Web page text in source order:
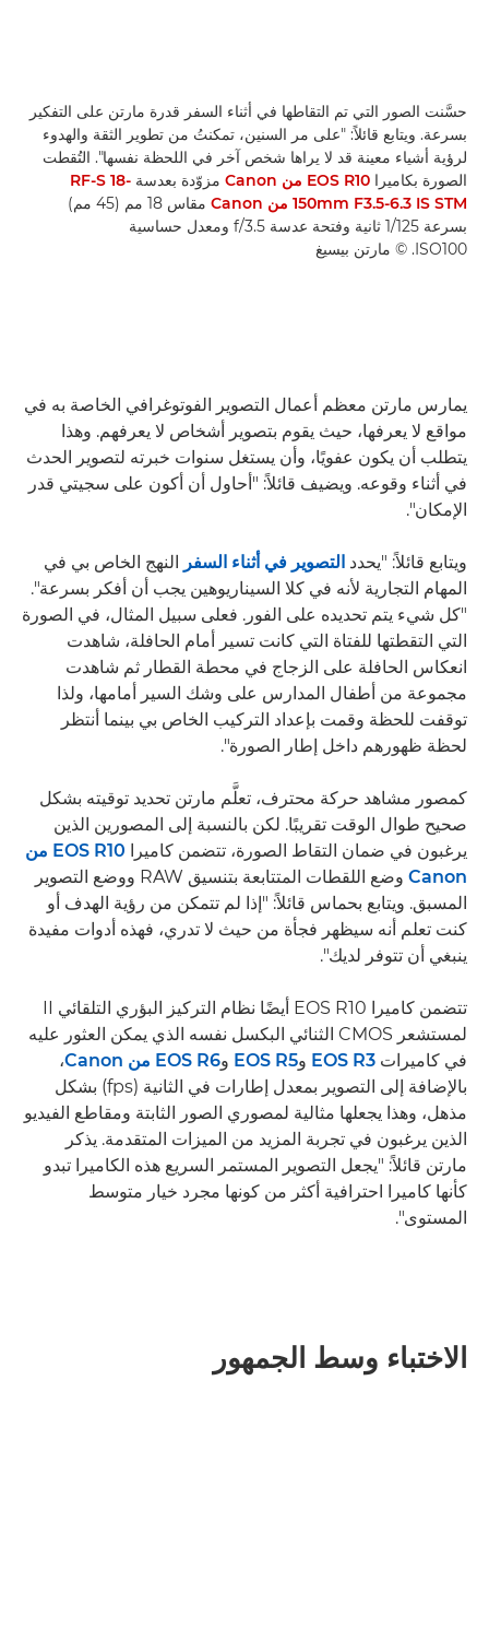
حسَّنت الصور التي تم التقاطها في أثناء السفر قدرة مارتن على التفكير
بسرعة. ويتابع قائلاً: "على مر السنين، تمكنتُ من تطوير الثقة والهدوء
لرؤية أشياء معينة قد لا يراها شخص آخر في اللحظة نفسها". التُقطت
الصورة بكاميرا EOS R10 من Canon مزوّدة بعدسة RF-S 18-
150mm F3.5-6.3 IS STM من Canon
مقاس 18 مم (45 مم)
بسرعة 1/125 ثانية وفتحة عدسة f/3.5 ومعدل حساسية
ISO100. © مارتن بيسيغ
يمارس مارتن معظم أعمال التصوير الفوتوغرافي الخاصة به في
مواقع لا يعرفها، حيث يقوم بتصوير أشخاص لا يعرفهم. وهذا
يتطلب أن يكون عفويًا، وأن يستغل سنوات خبرته لتصوير الحدث
في أثناء وقوعه. ويضيف قائلاً: "أحاول أن أكون على سجيتي قدر
الإمكان".
ويتابع قائلاً: "يحدد التصوير في أثناء السفر النهج الخاص بي في
المهام التجارية لأنه في كلا السيناريوهين يجب أن أفكر بسرعة".
"كل شيء يتم تحديده على الفور. فعلى سبيل المثال، في الصورة
التي التقطتها للفتاة التي كانت تسير أمام الحافلة، شاهدت
انعكاس الحافلة على الزجاج في محطة القطار ثم شاهدت
مجموعة من أطفال المدارس على وشك السير أمامها، ولذا
توقفت للحظة وقمت بإعداد التركيب الخاص بي بينما أنتظر
لحظة ظهورهم داخل إطار الصورة".
كمصور مشاهد حركة محترف، تعلَّم مارتن تحديد توقيته بشكل
صحيح طوال الوقت تقريبًا. لكن بالنسبة إلى المصورين الذين
يرغبون في ضمان التقاط الصورة، تتضمن كاميرا
EOS R10 من
Canon
وضع اللقطات المتتابعة بتنسيق RAW ووضع التصوير
المسبق. ويتابع بحماس قائلاً: "إذا لم تتمكن من رؤية الهدف أو
كنت تعلم أنه سيظهر فجأة من حيث لا تدري، فهذه أدوات مفيدة
ينبغي أن تتوفر لديك".
تتضمن كاميرا EOS R10 أيضًا نظام التركيز البؤري التلقائي II
لمستشعر CMOS الثنائي البكسل نفسه الذي يمكن العثور عليه
في كاميرات EOS R3 وEOS R5 وEOS R6 من Canon
،
بالإضافة إلى التصوير بمعدل إطارات في الثانية (fps) بشكل
مذهل، وهذا يجعلها مثالية لمصوري الصور الثابتة ومقاطع الفيديو
الذين يرغبون في تجربة المزيد من الميزات المتقدمة. يذكر
مارتن قائلاً: "يجعل التصوير المستمر السريع هذه الكاميرا تبدو
كأنها كاميرا احترافية أكثر من كونها مجرد خيار متوسط
المستوى".
الاختباء وسط الجمهور